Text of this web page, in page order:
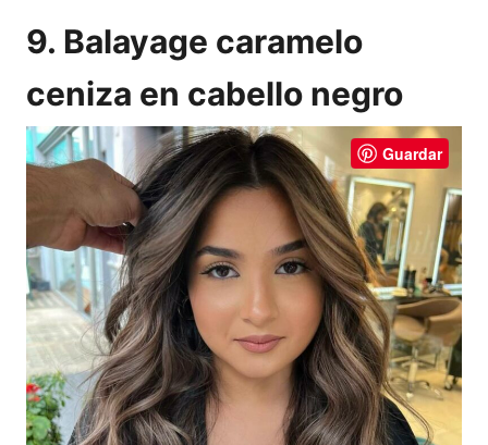
9. Balayage caramelo
ceniza en cabello negro
Guardar